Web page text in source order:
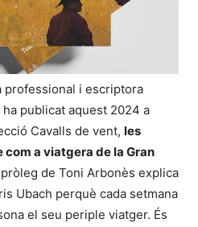
professional i escriptora
publicat aquest 2024 a
Cavalls de vent, les
a viatgera de la Gran
pròleg de Toni Arbonès explica
Ubach perquè cada setmana
el seu periple viatger. És